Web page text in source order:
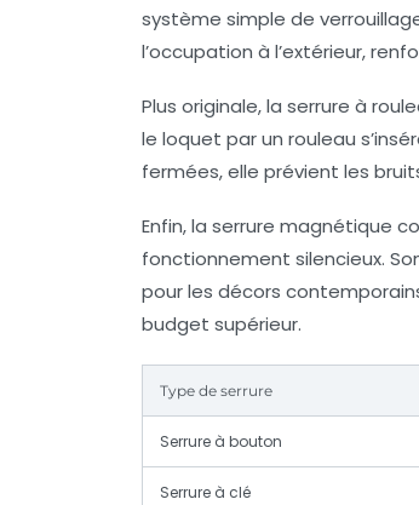
système simple de
l’occupation à l’extérieur,
Plus originale, la serrure à
le loquet par un rouleau
fermées, elle prévient les
Enfin, la serrure magnétique
fonctionnement silencieux.
pour les décors
budget supérieur.
Type de serrure
Serrure à bouton
Serrure à clé